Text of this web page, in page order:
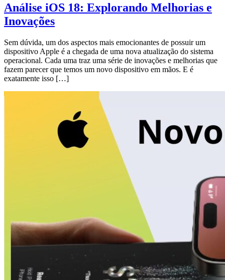
Análise iOS 18: Explorando Melhorias e
Inovações
Sem dúvida, um dos aspectos mais emocionantes de possuir um
dispositivo Apple é a chegada de uma nova atualização do sistema
operacional. Cada uma traz uma série de inovações e melhorias que
fazem parecer que temos um novo dispositivo em mãos. E é
exatamente isso […]